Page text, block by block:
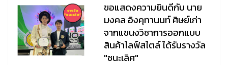
ขอแสดงความยินดีกับ นาย
มงคล อิงคุทานนท์ ศิษย์เก่า
จากแขนงวิชาการออกแบบ
สินค้าไลฟ์สไตล์ ได้รับรางวัล
"ชนะเลิศ"